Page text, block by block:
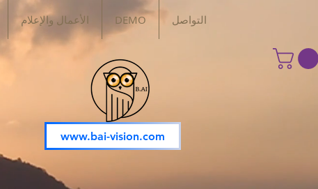
الأعمال والإعلام DEMO التواصل
www.bai-vision.com